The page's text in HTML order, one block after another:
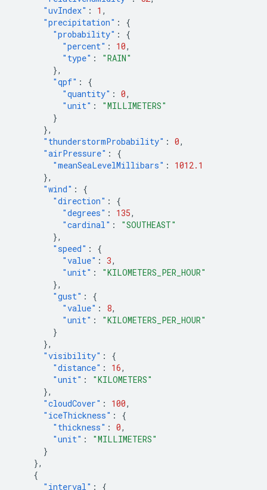
"uvIndex" : 1 ,
"precipitation" :
{
"probability" :
{
"percent" : 10,
"type" :
"RAIN"
},
"qpf" :
{
"quantity" : 0,
"unit" :
"MILLIMETERS"
}
},
"thunderstormProbability" : 0,
"airPressure" :
{
"meanSeaLevelMillibars" :
1012.1
},
"wind" :
{
"direction" :
{
"degrees" : 135,
"cardinal" :
"SOUTHEAST"
},
"speed" :
{
"value" : 3,
"unit" :
"KILOMETERS_PER_HOUR"
},
"gust" :
{
"value" : 8,
"unit" :
"KILOMETERS_PER_HOUR"
}
},
"visibility" :
{
"distance" : 16,
"unit" :
"KILOMETERS"
},
"cloudCover" : 100,
"iceThickness" :
{
"thickness" : 0,
"unit" :
"MILLIMETERS"
}
},
{
"interval" :
{